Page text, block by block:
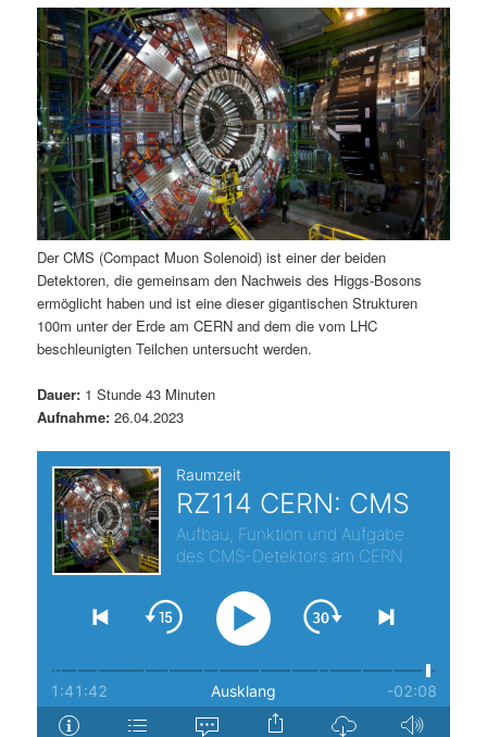
ä
r
e
n
I
n
h
l
t
s
p
n
n
d
ä
r
e
n
I
h
a
l
t
r
n
a
v
i
g
a
t
i
o
n
Der CMS (Compact Muon Solenoid) ist einer der beiden
Detektoren, die gemeinsam den Nachweis des Higgs-Bosons
ermöglicht haben und ist eine dieser gigantischen Strukturen
100m unter der Erde am CERN and dem die vom LHC
beschleunigten Teilchen untersucht werden.
Dauer: 1 Stunde 43 Minuten
Aufnahme: 26.04.2023